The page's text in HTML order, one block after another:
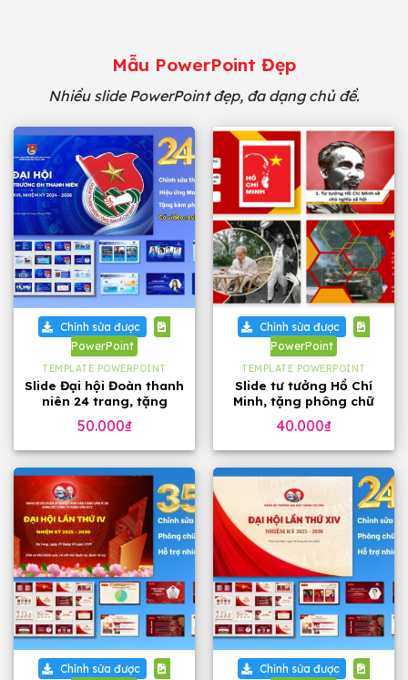
Mẫu PowerPoint Đẹp
Nhiều slide PowerPoint đẹp, đa dạng chủ đề.
Chỉnh sửa được
PowerPoint
TEMPLATE POWERPOINT
Slide Đại hội Đoàn thanh
niên 24 trang, tặng
50.000₫
Chỉnh sửa được
PowerPoint
TEMPLATE POWERPOINT
Slide tư tưởng Hồ Chí
Minh, tặng phông chữ
40.000₫
Chỉnh sửa được
Chỉnh sửa được